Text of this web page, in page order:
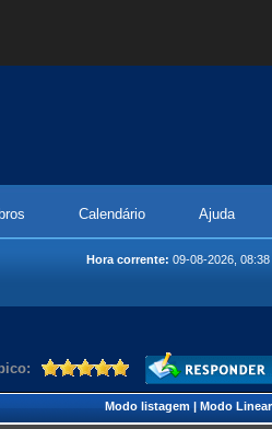
Calendário Ajuda
Hora corrente: 09-08-2026, 08:38
Modo listagem | Modo Linear